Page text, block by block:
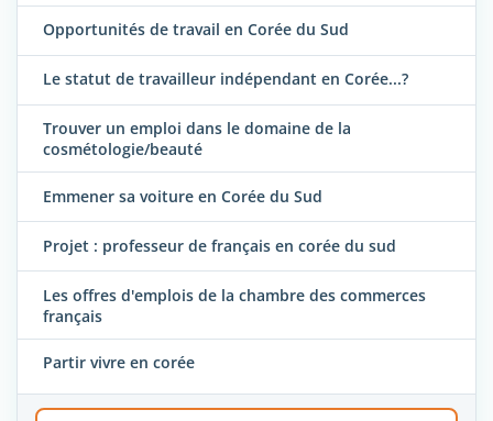
Opportunités de travail en Corée du Sud
Le statut de travailleur indépendant en Corée...?
Trouver un emploi dans le domaine de la
cosmétologie/beauté
Emmener sa voiture en Corée du Sud
Projet : professeur de français en corée du sud
Les offres d'emplois de la chambre des commerces
français
Partir vivre en corée